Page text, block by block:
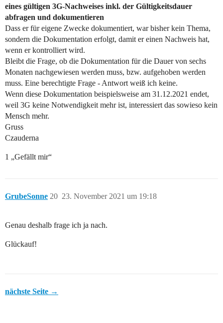
eines gültigen 3G-Nachweises inkl. der Gültigkeitsdauer
abfragen und dokumentieren
Dass er für eigene Zwecke dokumentiert, war bisher kein Thema,
sondern die Dokumentation erfolgt, damit er einen Nachweis hat,
wenn er kontrolliert wird.
Bleibt die Frage, ob die Dokumentation für die Dauer von sechs
Monaten nachgewiesen werden muss, bzw. aufgehoben werden
muss. Eine berechtigte Frage - Antwort weiß ich keine.
Wenn diese Dokumentation beispielsweise am 31.12.2021 endet,
weil 3G keine Notwendigkeit mehr ist, interessiert das sowieso kein
Mensch mehr.
Gruss
Czauderna
1 „Gefällt mir“
GrubeSonne 23. November 2021 um 19:18
20
Genau deshalb frage ich ja nach.
Glückauf!
nächste Seite →